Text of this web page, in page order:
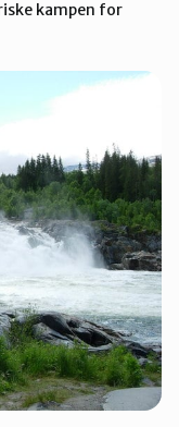
kampen for